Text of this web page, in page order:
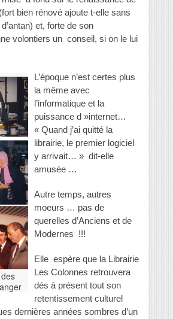
bien rénové ajoute t-elle sans
et, forte de son
volontiers un conseil, si on le lui
L’époque n’est certes plus
la même avec
l’informatique et la
puissance d »internet…
« Quand j’ai quitté la
librairie, le premier logiciel
y arrivait… » dit-elle
amusée …
Autre temps, autres
moeurs … pas de
querelles d’Anciens et de
Modernes !!!
Elle espère que la Librairie
Les Colonnes retrouvera
dés à présent tout son
retentissement culturel
dernières années sombres d’un